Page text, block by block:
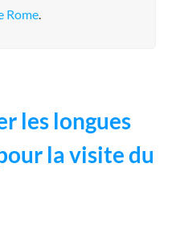
Rome.
les longues
la visite du